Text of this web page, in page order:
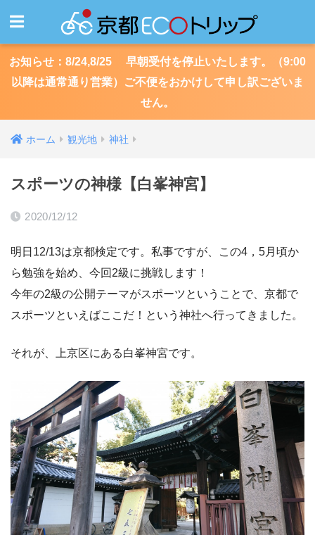
お知らせ：8/24,8/25 早朝受付を停止いたします。（9:00
以降は通常通り営業）ご不便をおかけして申し訳ございま
せん。
ホーム 観光地 神社
スポーツの神様【白峯神宮】
2020/12/12
明日12/13は京都検定です。私事ですが、この4，5月頃か
ら勉強を始め、今回2級に挑戦します！
今年の2級の公開テーマがスポーツということで、京都で
スポーツといえばここだ！という神社へ行ってきました。
それが、上京区にある白峯神宮です。